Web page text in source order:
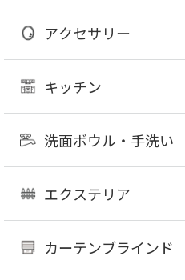
アクセサリー
キッチン
洗面ボウル・手洗い
エクステリア
カーテンブラインド